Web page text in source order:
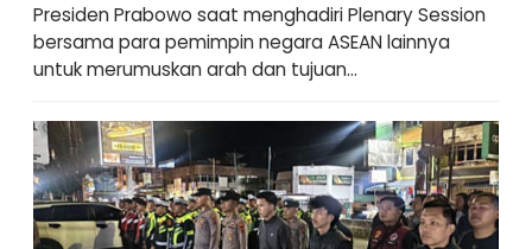
Presiden Prabowo saat menghadiri Plenary Session
bersama para pemimpin negara ASEAN lainnya
untuk merumuskan arah dan tujuan...